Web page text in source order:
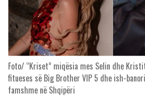
Foto/ “Kriset” miqësia mes Selin dhe
fitueses së Big Brother VIP 5 dhe ish-
famshme në Shqipëri